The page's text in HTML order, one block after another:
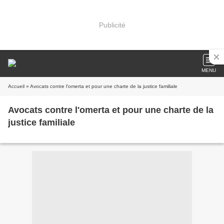
Publicité
MENU
Accueil » Avocats contre l'omerta et pour une charte de la justice familiale
Avocats contre l'omerta et pour une charte de la
justice familiale